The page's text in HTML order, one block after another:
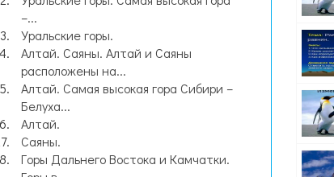
–...
Уральские горы.
Алтай. Саяны. Алтай и Саяны
расположены на...
Алтай. Самая высокая гора Сибири –
Белуха...
Алтай.
Саяны.
Горы Дальнего Востока и Камчатки.